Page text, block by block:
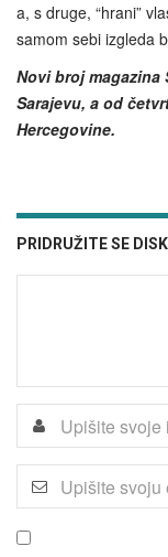
a, s druge, “hrani”
samom sebi izgleda
Novi broj
Sarajevu, a od
Hercegovine.
PRIDRUŽITE SE